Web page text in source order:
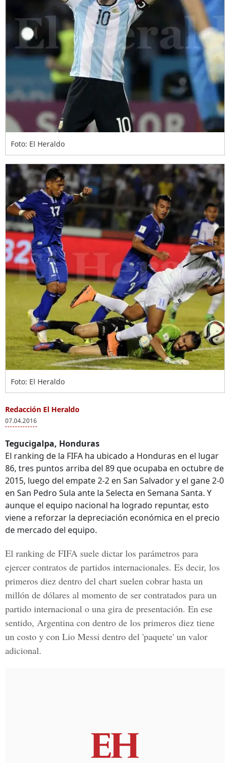
Foto: El Heraldo
Foto: El Heraldo
Redacción El Heraldo
07.04.2016
Tegucigalpa, Honduras
El ranking de la FIFA ha ubicado a Honduras en el lugar
86, tres puntos arriba del 89 que ocupaba en octubre de
2015, luego del empate 2-2 en San Salvador y el gane 2-0
en San Pedro Sula ante la Selecta en Semana Santa. Y
aunque el equipo nacional ha logrado repuntar, esto
viene a reforzar la depreciación económica en el precio
de mercado del equipo.
El ranking de FIFA suele dictar los parámetros para
ejercer contratos de partidos internacionales. Es decir, los
primeros diez dentro del chart suelen cobrar hasta un
millón de dólares al momento de ser contratados para un
partido internacional o una gira de presentación. En ese
sentido, Argentina con dentro de los primeros diez tiene
un costo y con Lio Messi dentro del 'paquete' un valor
adicional.